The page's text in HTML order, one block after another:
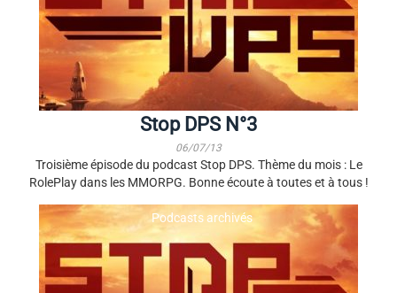
Stop DPS N°3
06/07/13
Troisième épisode du podcast Stop DPS. Thème du mois : Le
RolePlay dans les MMORPG. Bonne écoute à toutes et à tous !
Podcasts archivés